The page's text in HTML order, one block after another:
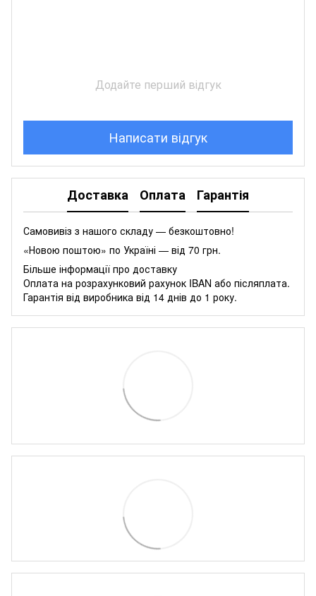
Додайте перший відгук
Написати відгук
Доставка Оплата Гарантія
Самовивіз з нашого складу — безкоштовно!
«Новою поштою» по Україні — від 70 грн.
Більше інформації про доставку
Оплата на розрахунковий рахунок IBAN або післяплата.
Гарантія від виробника від 14 днів до 1 року.